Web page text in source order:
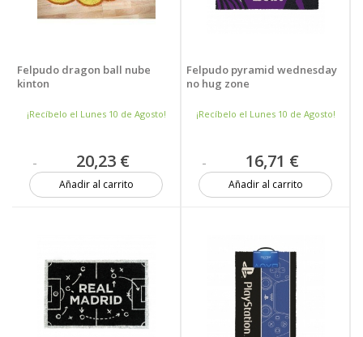
Felpudo dragon ball nube
kinton
¡Recíbelo el Lunes 10 de Agosto!
20,23 €
Añadir al carrito
Felpudo pyramid wednesday
no hug zone
¡Recíbelo el Lunes 10 de Agosto!
16,71 €
Añadir al carrito